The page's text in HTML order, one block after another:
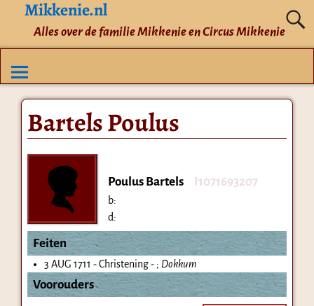
Mikkenie.nl
Alles over de familie Mikkenie en Circus Mikkenie
Bartels Poulus
Poulus Bartels I1071693207
b:
d:
Feiten
3 AUG 1711 - Christening - ; Dokkum
Voorouders